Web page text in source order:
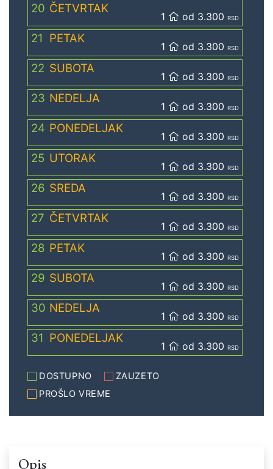
20 ČETVRTAK
1 od 3.300 RSD
21 PETAK
1 od 3.300 RSD
22 SUBOTA
1 od 3.300 RSD
23 NEDELJA
1 od 3.300 RSD
24 PONEDELJAK
1 od 3.300 RSD
25 UTORAK
1 od 3.300 RSD
26 SREDA
1 od 3.300 RSD
27 ČETVRTAK
1 od 3.300 RSD
28 PETAK
1 od 3.300 RSD
29 SUBOTA
1 od 3.300 RSD
30 NEDELJA
1 od 3.300 RSD
31 PONEDELJAK
1 od 3.300 RSD
DOSTUPNO
ZAUZETO
PROŠLO VREME
Opis